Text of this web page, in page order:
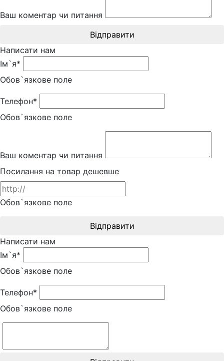
Ваш коментар чи питання
Відправити
Написати нам
Ім`я*
Обов`язкове поле
Телефон*
Обов`язкове поле
Ваш коментар чи питання
Посилання на товар дешевше
Обов`язкове поле
Відправити
Написати нам
Ім`я*
Обов`язкове поле
Телефон*
Обов`язкове поле